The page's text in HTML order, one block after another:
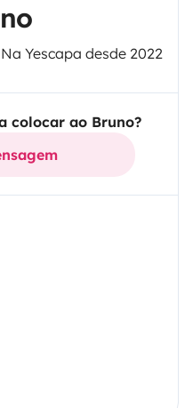
Yescapa desde 2022
colocar ao Bruno?